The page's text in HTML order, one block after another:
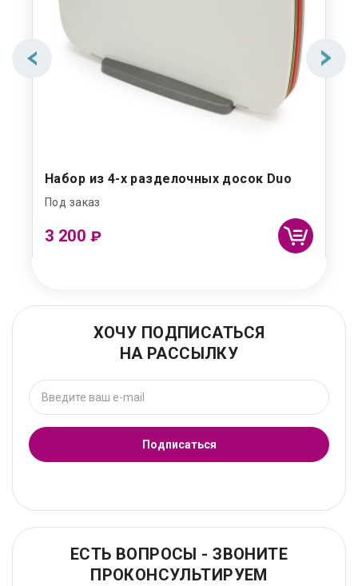
Набор из 4-х разделочных досок Duo
Под заказ
3 200 ₽
ХОЧУ ПОДПИСАТЬСЯ
НА РАССЫЛКУ
Подписаться
ЕСТЬ ВОПРОСЫ - ЗВОНИТЕ
ПРОКОНСУЛЬТИРУЕМ